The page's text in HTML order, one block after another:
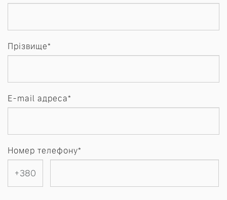
Прізвище*
E-mail адреса*
Номер телефону*